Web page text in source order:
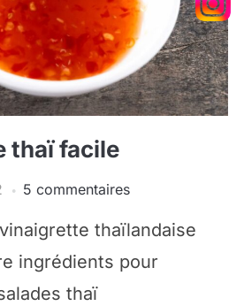
thaï facile
5 commentaires
thaïlandaise
ingrédients pour
thaï